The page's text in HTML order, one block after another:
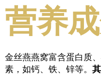
营养
金丝燕燕窝富含蛋白质
素，如钙、铁、锌等。